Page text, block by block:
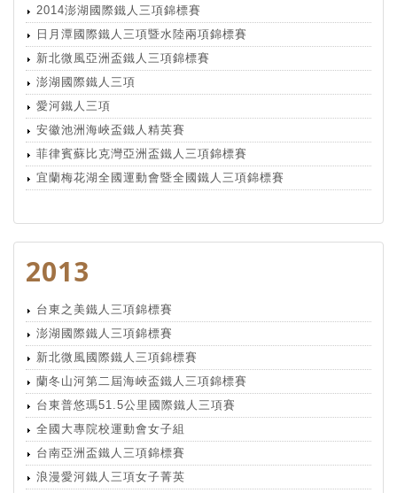
2014澎湖國際鐵人三項錦標賽
日月潭國際鐵人三項暨水陸兩項錦標賽
新北微風亞洲盃鐵人三項錦標賽
澎湖國際鐵人三項
愛河鐵人三項
安徽池洲海峽盃鐵人精英賽
菲律賓蘇比克灣亞洲盃鐵人三項錦標賽
宜蘭梅花湖全國運動會暨全國鐵人三項錦標賽
2013
台東之美鐵人三項錦標賽
澎湖國際鐵人三項錦標賽
新北微風國際鐵人三項錦標賽
蘭冬山河第二屆海峽盃鐵人三項錦標賽
台東普悠瑪51.5公里國際鐵人三項賽
全國大專院校運動會女子組
台南亞洲盃鐵人三項錦標賽
浪漫愛河鐵人三項女子菁英